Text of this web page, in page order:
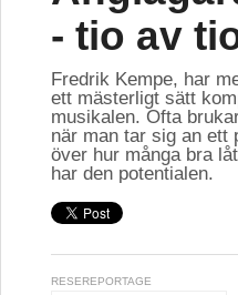
- tio av
Fredrik Kempe, har
ett mästerligt sätt
musikalen. Ofta
när man tar sig an ett
över hur många bra
har den potentialen.
RESEREPORTAGE